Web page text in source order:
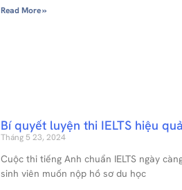
Read More »
Bí quyết luyện thi IELTS hiệu
Tháng 5 23, 2024
Cuộc thi tiếng Anh chuẩn IELTS ngày
sinh viên muốn nộp hồ sơ du học